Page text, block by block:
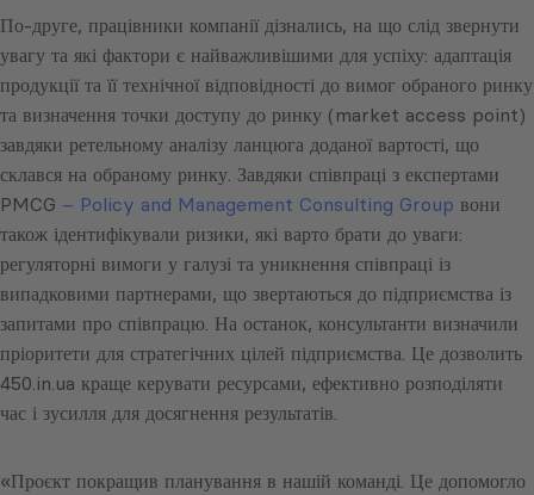
По-друге, працівники компанії дізнались, на що слід звернути
увагу та які фактори є найважливішими для успіху: адаптація
продукції та її технічної відповідності до вимог обраного ринку
та визначення точки доступу до ринку (market access point)
завдяки ретельному аналізу ланцюга доданої вартості, що
склався на обраному ринку. Завдяки співпраці з експертами
PMCG – Policy and Management Consulting Group вони
також ідентифікували ризики, які варто брати до уваги:
регуляторні вимоги у галузі та уникнення співпраці із
випадковими партнерами, що звертаються до підприємства із
запитами про співпрацю. На останок, консультанти визначили
пріоритети для стратегічних цілей підприємства. Це дозволить
450.in.ua краще керувати ресурсами, ефективно розподіляти
час і зусилля для досягнення результатів.
«Проєкт покращив планування в нашій команді. Це допомогло